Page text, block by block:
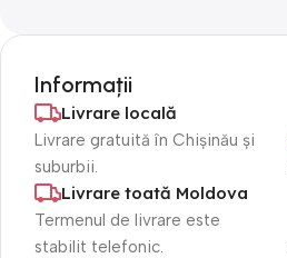
Informații
Livrare locală
Livrare gratuită în Chișinău și
suburbii.
Livrare toată Moldova
Termenul de livrare este
stabilit telefonic.